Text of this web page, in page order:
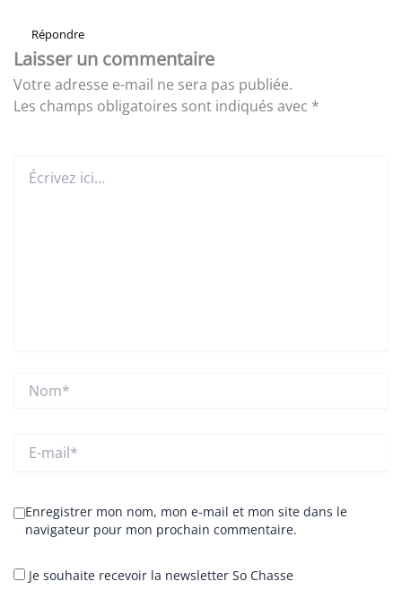
Répondre
Laisser un commentaire
Votre adresse e-mail ne sera pas publiée.
Les champs obligatoires sont indiqués avec *
ici…
mail*
Enregistrer mon nom, mon e-mail et mon site dans le
navigateur pour mon prochain commentaire.
Je souhaite recevoir la newsletter So Chasse